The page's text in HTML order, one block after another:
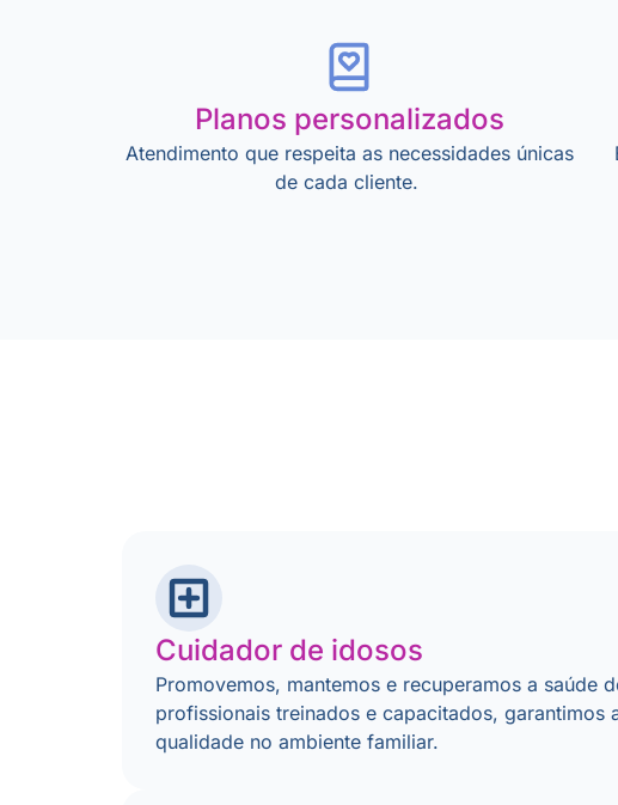
Planos personalizados
Atendimento que respeita as necessidades únicas
de cada cliente.
Cuidador de idosos
Promovemos, mantemos e recuperamos a saúde
profissionais treinados e capacitados, garantimos
qualidade no ambiente familiar.